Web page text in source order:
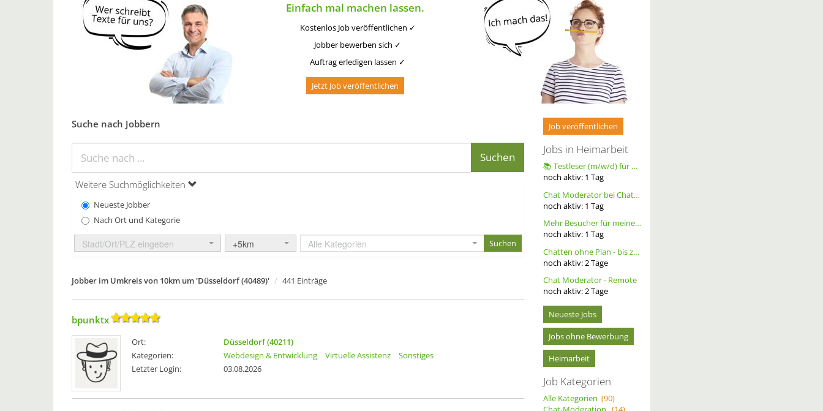
Einfach mal machen lassen.
Kostenlos Job veröffentlichen ✓
Jobber bewerben sich ✓
Auftrag erledigen lassen ✓
Jetzt Job veröffentlichen
Suche nach Jobbern
Weitere Suchmöglichkeiten
Neueste Jobber
Nach Ort und Kategorie
Stadt/Ort/PLZ eingeben +5km Alle Kategorien
Jobber im Umkreis von 10km um 'Düsseldorf (40489)' 441 Einträge
bpunktx
Ort:
Düsseldorf (40211)
Kategorien:
Webdesign & Entwicklung Virtuelle Assistenz
Sonstiges
Letzter Login:
03.08.2026
Job veröffentlichen
Jobs in Heimarbeit
📚 Testleser (m/w/d) für Bücher gesucht – langfristige Zusammenarbeit
noch aktiv: 1 Tag
Chat Moderator bei Chatoria (m/w/d) – Remote
noch aktiv: 1 Tag
Mehr Besucher für meine Homepage. Alternative Werbung.
noch aktiv: 1 Tag
Chatten ohne Plan - bis zu 20 Ct. pro Out – ortsunabhängig - wöchentliche Auszahlung
noch aktiv: 2Tage
Chat Moderator - Remote
noch aktiv:2Tage
Neueste Jobs
Jobs ohne Bewerbung
Heimarbeit
Job Kategorien
Alle Kategorien (90)